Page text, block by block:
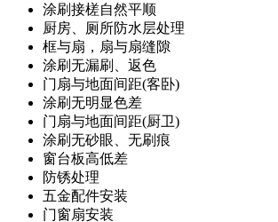
涂刷接槎自然平顺
厨房、厕所防水层处理
框与扇，扇与扇缝隙
涂刷无漏刷、返色
门扇与地面间距(客卧)
涂刷无明显色差
门扇与地面间距(厨卫)
涂刷无砂眼、无刷痕
窗台板高低差
防锈处理
五金配件安装
门窗扇安装